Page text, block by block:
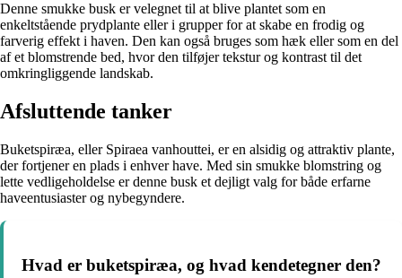
Denne smukke busk er velegnet til at blive plantet som en
enkeltstående prydplante eller i grupper for at skabe en frodig og
farverig effekt i haven. Den kan også bruges som hæk eller som en del
af et blomstrende bed, hvor den tilføjer tekstur og kontrast til det
omkringliggende landskab.
Afsluttende tanker
Buketspiræa, eller Spiraea vanhouttei, er en alsidig og attraktiv plante,
der fortjener en plads i enhver have. Med sin smukke blomstring og
lette vedligeholdelse er denne busk et dejligt valg for både erfarne
haveentusiaster og nybegyndere.
Hvad er buketspiræa, og hvad kendetegner den?